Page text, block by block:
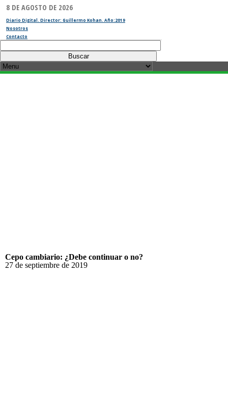
8 DE AGOSTO DE 2026
Diario Digital. Director: Guillermo Kohan. Año:2019
Nosotros
Contacto
Buscar:
Cepo cambiario: ¿Debe continuar o no?
27 de septiembre de 2019